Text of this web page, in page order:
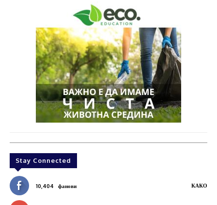
Stay Connected
10,404 фанови КАКО